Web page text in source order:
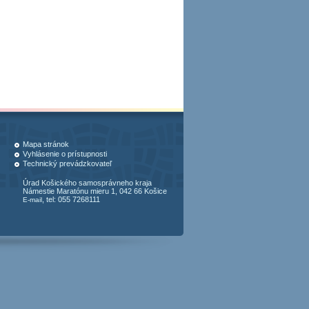
Mapa stránok
Vyhlásenie o prístupnosti
Technický prevádzkovateľ
Úrad Košického samosprávneho kraja
Námestie Maratónu mieru 1, 042 66 Košice
E-mail , tel: 055 7268111